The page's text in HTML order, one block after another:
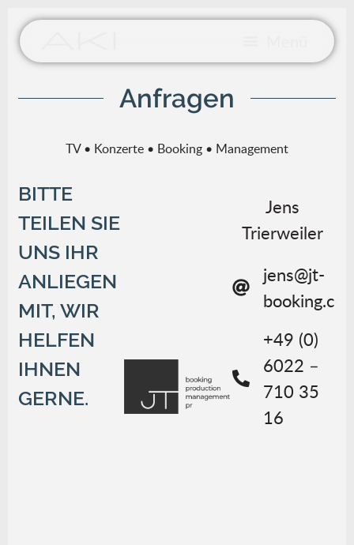
Anfragen
TV • Konzerte • Booking • Management
BITTE
TEILEN SIE
UNS IHR
ANLIEGEN
MIT, WIR
HELFEN
IHNEN
GERNE.
Jens
Trierweiler
jens@jt-
+49 (0)
6022 –
710 35
16